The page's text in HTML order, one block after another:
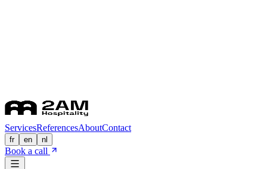
ServicesReferencesAboutContact
fr en nl
Book a call